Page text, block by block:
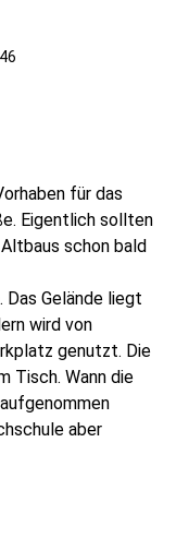
für das
Eigentlich sollten
schon bald
Gelände liegt
wird von
genutzt. Die
Tisch. Wann die
aber